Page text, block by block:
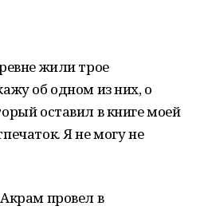
жили трое
об одном из них, о
оставил в книге моей
Я не могу не
провел в